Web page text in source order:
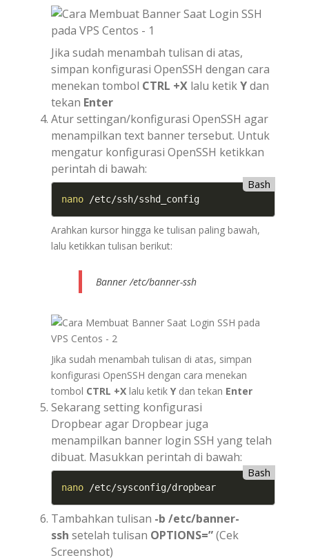
Jika sudah menambah tulisan di atas,
simpan konfigurasi OpenSSH dengan cara
menekan tombol CTRL +X lalu ketikYdan
tekan Enter
Atur settingan/konfigurasi OpenSSH agar
menampilkan text banner tersebut. Untuk
mengatur konfigurasi OpenSSH ketikkan
perintah di bawah:
Bash
nano /etc/ssh/sshd_config
Arahkan kursor hingga ke tulisan paling bawah,
lalu ketikkan tulisan berikut:
Banner /etc/banner-ssh
Jika sudah menambah tulisan di atas, simpan
konfigurasi OpenSSH dengan cara menekan
tombol CTRL +X lalu ketik Ydan tekan Enter
Sekarang setting konfigurasi
Dropbear agar Dropbear juga
menampilkan banner login SSH yang telah
dibuat. Masukkan perintah di bawah:
Bash
nano /etc/sysconfig/dropbear
Tambahkan tulisan -b /etc/banner-
ssh setelah tulisan OPTIONS=”(Cek
Screenshot)